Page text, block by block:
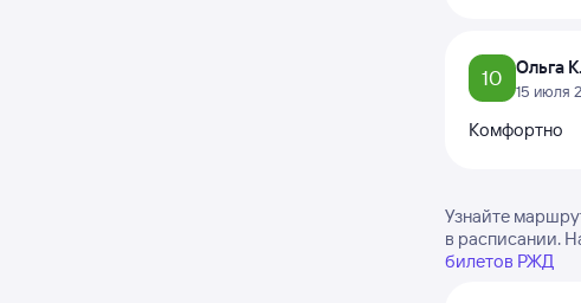
10 Ольга К.
15 июля
Комфортно
Узнайте
в расписании.
билетов РЖД